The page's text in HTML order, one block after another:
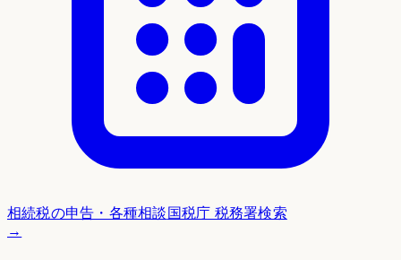
相続税の申告・各種相談 国税庁 税務署検索
→